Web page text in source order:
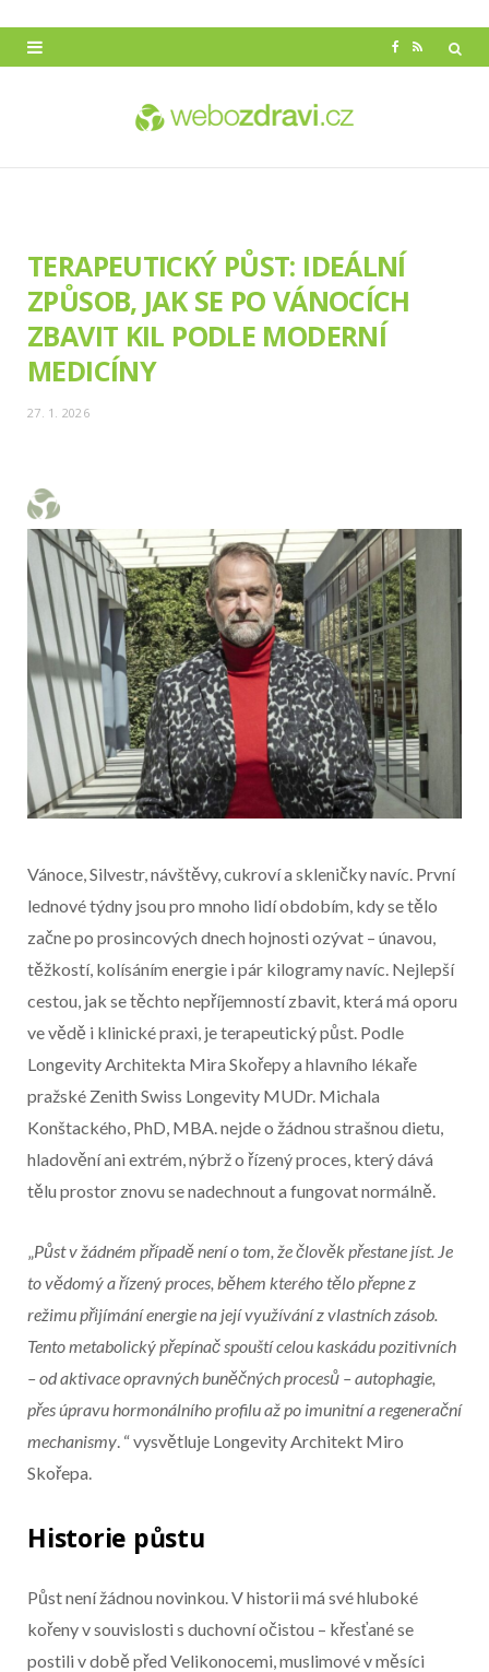
R
TERAPEUTICKÝ PŮST: IDEÁLNÍ
ZPŮSOB, JAK SE PO VÁNOCÍCH
ZBAVIT KIL PODLE MODERNÍ
MEDICÍNY
27. 1. 2026
Vánoce, Silvestr, návštěvy, cukroví a skleničky navíc. První
lednové týdny jsou pro mnoho lidí obdobím, kdy se tělo
začne po prosincových dnech hojnosti ozývat – únavou,
těžkostí, kolísáním energie i pár kilogramy navíc. Nejlepší
cestou, jak se těchto nepříjemností zbavit, která má oporu
ve vědě i klinické praxi, je terapeutický půst. Podle
Longevity Architekta Mira Skořepy a hlavního lékaře
pražské Zenith Swiss Longevity MUDr. Michala
Konštackého, PhD, MBA. nejde o žádnou strašnou dietu,
hladovění ani extrém, nýbrž o řízený proces, který dává
tělu prostor znovu se nadechnout a fungovat normálně.
Začátek reklamy
Konec reklamy
„Půst v žádném případě není o tom, že člověk přestane jíst. Je
to vědomý a řízený proces, během kterého tělo přepne z
režimu přijímání energie na její využívání z vlastních zásob.
Tento metabolický přepínač spouští celou kaskádu pozitivních
– od aktivace opravných buněčných procesů – autophagie,
přes úpravu hormonálního profilu až po imunitní a regenerační
mechanismy. “ vysvětluje Longevity Architekt Miro
Skořepa.
Historie půstu
Půst není žádnou novinkou. V historii má své hluboké
kořeny v souvislosti s duchovní očistou – křesťané se
postili v době před Velikonocemi, muslimové v měsíci